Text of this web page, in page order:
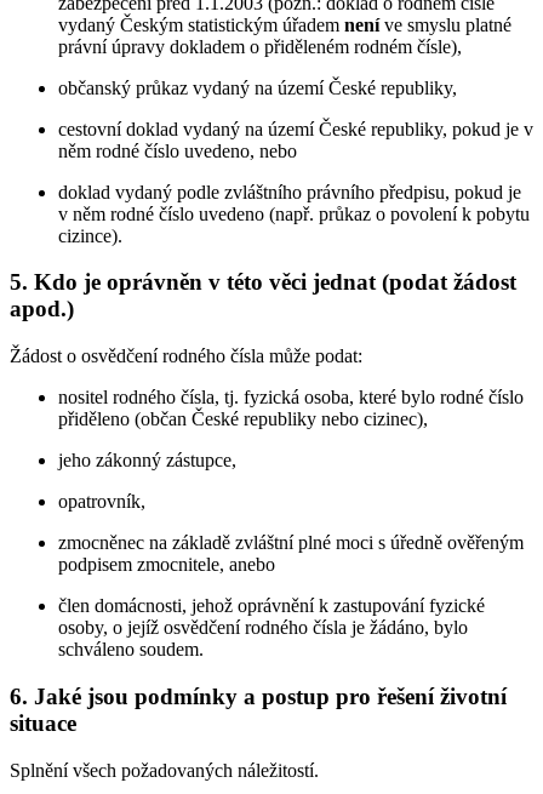
vydaný Českým statistickým úřadem neníve smyslu platné
právní úpravy dokladem o přiděleném rodném čísle),
občanský průkaz vydaný na území České republiky,
cestovní doklad vydaný na území České republiky, pokud je v
něm rodné číslo uvedeno, nebo
doklad vydaný podle zvláštního právního předpisu, pokud je
v něm rodné číslo uvedeno (např. průkaz o povolení k pobytu
cizince).
5. Kdo je oprávněn v této věci jednat (podat žádost
apod.)
Žádost o osvědčení rodného čísla může podat:
nositel rodného čísla, tj. fyzická osoba, které bylo rodné číslo
přiděleno (občan České republiky nebo cizinec),
jeho zákonný zástupce,
opatrovník,
zmocněnec na základě zvláštní plné moci s úředně ověřeným
podpisem zmocnitele, anebo
člen domácnosti, jehož oprávnění k zastupování fyzické
osoby, o jejíž osvědčení rodného čísla je žádáno, bylo
schváleno soudem.
6. Jaké jsou podmínky a postup pro řešení životní
situace
Splnění všech požadovaných náležitostí.